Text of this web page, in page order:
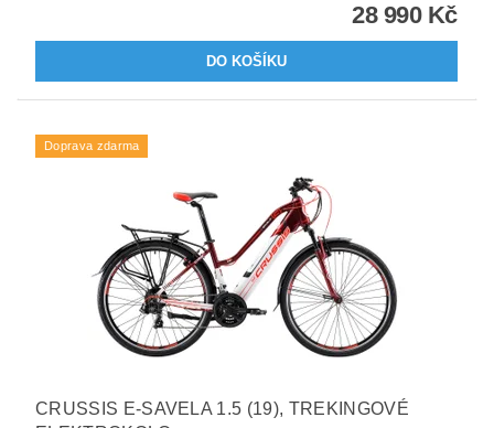
28 990 Kč
Doprava zdarma
CRUSSIS E-SAVELA 1.5 (19), TREKINGOVÉ